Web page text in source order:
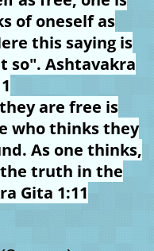
of oneself as
this saying is
so". Ashtavakra
are free is
who thinks they
As one thinks,
the truth in the
Gita 1:11